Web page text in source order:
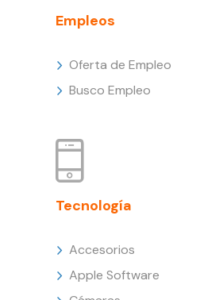
Empleos
Oferta de Empleo
Busco Empleo
Tecnología
Accesorios
Apple Software